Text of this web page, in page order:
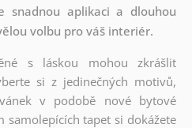
snadnou aplikaci a dlouhou
volbu pro váš interiér.
s láskou mohou zkrášlit
si z jedinečných motivů,
v podobě nové bytové
samolepících tapet si dokážete